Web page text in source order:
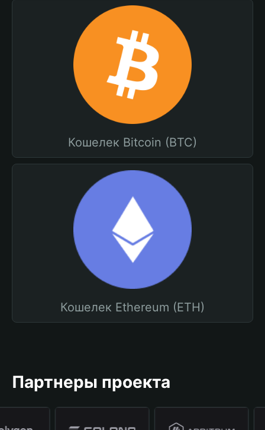
Кошелек Bitcoin (BTC)
Кошелек Ethereum (ETH)
Партнеры проекта